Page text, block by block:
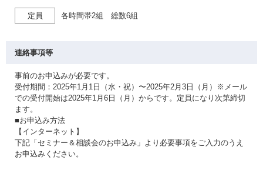
定員 各時間帯2組 総数6組
連絡事項等
事前のお申込みが必要です。
受付期間：2025年1月1日（水・祝）〜2025年2月3日（月）※メール
での受付開始は2025年1月6日（月）からです。定員になり次第締切
ます。
■お申込み方法
【インターネット】
下記「セミナー＆相談会のお申込み」より必要事項をご入力のうえ
お申込みください。